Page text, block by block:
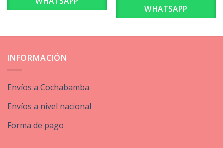
WHATSAPP
INFORMACIÓN
Envíos a Cochabamba
Envíos a nivel nacional
Forma de pago